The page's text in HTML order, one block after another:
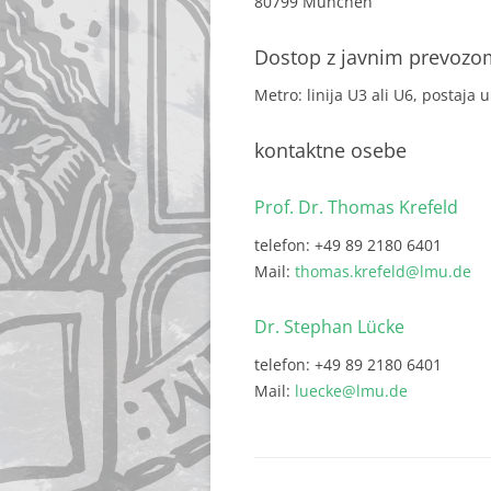
Dostop z javnim
Metro: linija U3 ali U6, postaja
kontaktne osebe
Prof. Dr. Thomas Krefeld
telefon: +49 89 2180 6401
Mail: thomas.krefeld@lmu.de
Dr. Stephan Lücke
telefon: +49 89 2180 6401
Mail: luecke@lmu.de